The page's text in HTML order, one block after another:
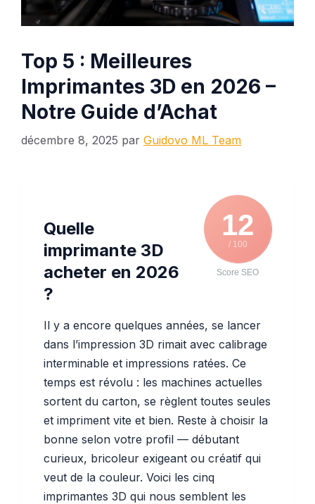
Top 5 : Meilleures
Imprimantes 3D en 2026 –
Notre Guide d’Achat
décembre 8, 2025 par Guidovo ML Team
12
/ 100
Score SEO
Quelle
imprimante 3D
acheter en 2026
?
Il y a encore quelques années, se lancer
dans l’impression 3D rimait avec calibrage
interminable et impressions ratées. Ce
temps est révolu : les machines actuelles
sortent du carton, se règlent toutes seules
et impriment vite et bien. Reste à choisir la
bonne selon votre profil — débutant
curieux, bricoleur exigeant ou créatif qui
veut de la couleur. Voici les cinq
imprimantes 3D qui nous semblent les